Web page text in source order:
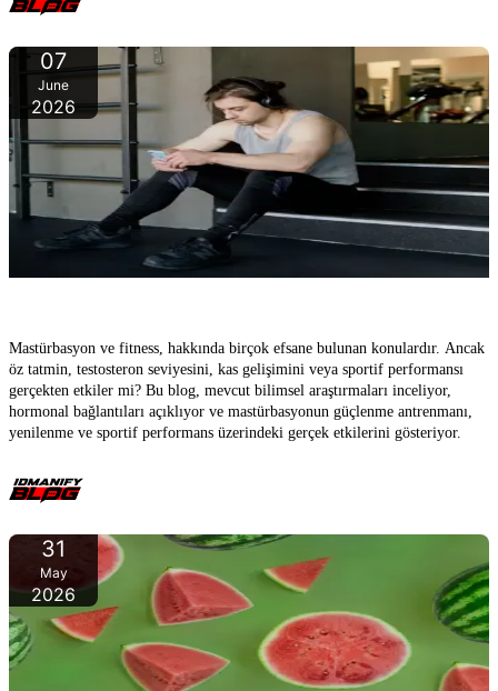
07
June
2026
Mastürbasyon ve fitness, hakkında birçok efsane bulunan konulardır. Ancak
öz tatmin, testosteron seviyesini, kas gelişimini veya sportif performansı
gerçekten etkiler mi? Bu blog, mevcut bilimsel araştırmaları inceliyor,
hormonal bağlantıları açıklıyor ve mastürbasyonun güçlenme antrenmanı,
yenilenme ve sportif performans üzerindeki gerçek etkilerini gösteriyor.
31
May
2026